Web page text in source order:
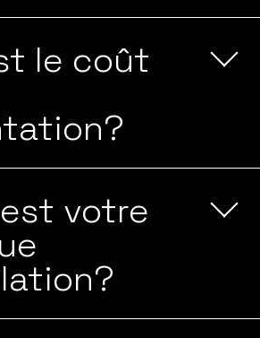
le coût
votre